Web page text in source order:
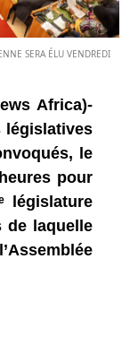
SERA ÉLU VENDREDI
Africa)-
législatives
le
pour
législature
de laquelle